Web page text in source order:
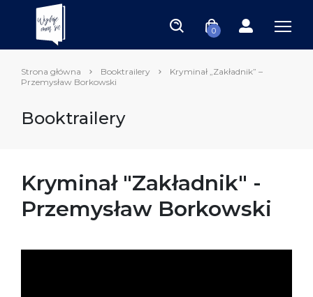
0
Strona główna Booktrailery
Kryminał „Zakładnik” –
Przemysław Borkowski
Booktrailery
Kryminał "Zakładnik" -
Przemysław Borkowski